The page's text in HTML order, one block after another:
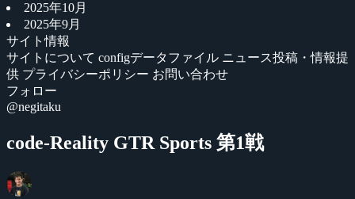
2025年10月
2025年9月
サイト情報
サイトについて configデータファイル ニュース投稿・情報提
供 プライバシーポリシー お問い合わせ
フォロー
@negitaku
code-Reality GTR Sports 第1戦